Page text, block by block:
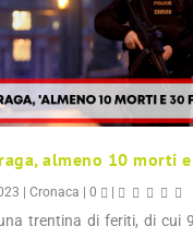
almeno 10 morti
|Cronaca |0 |
trentina di feriti, di cui